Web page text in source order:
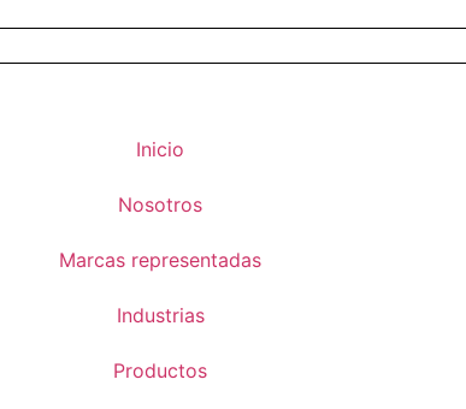
Inicio
Nosotros
Marcas representadas
Industrias
Productos